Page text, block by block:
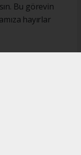
Bu görevin
hayırlar